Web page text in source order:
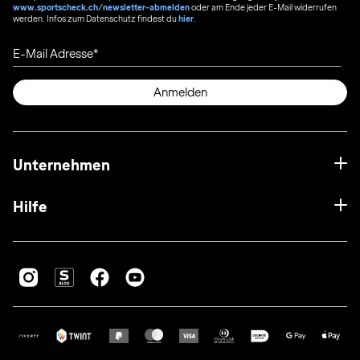
www.sportscheck.ch/newsletter-abmeldenoder am Ende jeder E-Mail widerrufen
werden. Infos zum Datenschutz findest duhier
E-Mail Adresse
Anmelden
Unternehmen
Hilfe